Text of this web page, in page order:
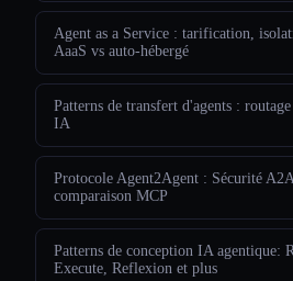
Agent as a Service : tarification,
AaaS vs auto-hébergé
Patterns de transfert d'agents :
IA
Protocole Agent2Agent : Sécurité
comparaison MCP
Patterns de conception IA agentique:
Execute, Reflexion et plus